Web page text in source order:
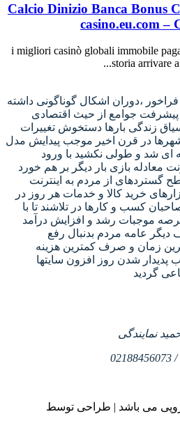
Calcio Dinizio Banca Bonus
casino.eu.com –
i migliori casinò globali immobile
storia arrivare
،دوران اشکال گوناگونی داشته
جوامع از حیث اقتصادی
زندگی بارها دستخوش تغییرات
در قرن اخیر موجب پیدایش مدل
ای شد و طولی نکشید با ورود
معادله بازی بار دیگر بر هم خورد
گستردهای از مردم به اینترنت
خرید کالا و خدمات هر روز در
کسب و کارها در تلاشند تا با
موجبات رشد و افزایش درآمد
دیگر عامه مردم بدنبال رفع
زمان و صرف کمترین هزینه
پدیدار شدن روز افزون سایتها
نمایندگی
می باشد | طراحی توسط